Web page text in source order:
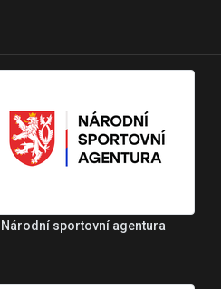
Národní sportovní agentura